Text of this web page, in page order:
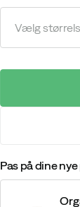
Vælg
Pas på dine